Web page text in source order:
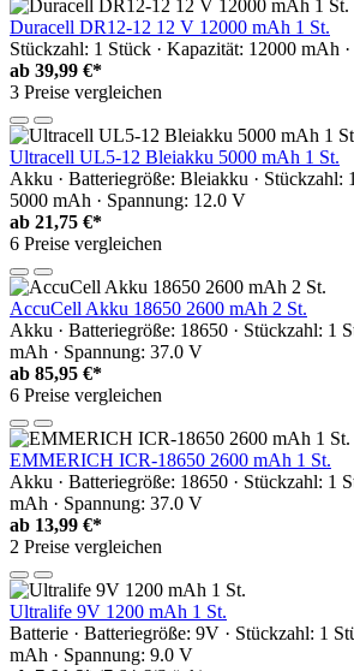
Duracell DR12-12 12 V 12000 mAh 1 St.
Stückzahl: 1 Stück · Kapazität: 12000 mAh
ab 39,99 €*
3 Preise vergleichen
Ultracell UL5-12 Bleiakku 5000 mAh 1 St.
Akku · Batteriegröße: Bleiakku · Stückzahl:
5000 mAh · Spannung: 12.0 V
ab 21,75 €*
6 Preise vergleichen
AccuCell Akku 18650 2600 mAh 2 St.
Akku · Batteriegröße: 18650 · Stückzahl: 1
mAh · Spannung: 37.0 V
ab 85,95 €*
6 Preise vergleichen
EMMERICH ICR-18650 2600 mAh 1 St.
Akku · Batteriegröße: 18650 · Stückzahl: 1
mAh · Spannung: 37.0 V
ab 13,99 €*
2 Preise vergleichen
Ultralife 9V 1200 mAh 1 St.
Batterie · Batteriegröße: 9V · Stückzahl: 1
mAh · Spannung: 9.0 V